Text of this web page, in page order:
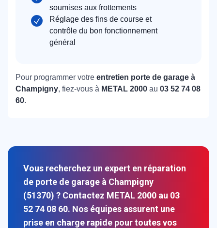
soumises aux frottements
Réglage des fins de course et
contrôle du bon fonctionnement
général
Pour programmer votre entretien porte de garage à
Champigny, fiez-vous à METAL 2000 au 03 52 74 08
60.
Vous recherchez un expert en réparation
de porte de garage à Champigny
(51370) ? Contactez METAL 2000 au 03
52 74 08 60. Nos équipes assurent une
prise en charge rapide pour toutes vos